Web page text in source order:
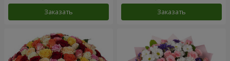
Заказать Заказать